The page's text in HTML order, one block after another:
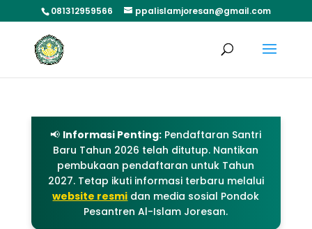
081312959566 ppalislamjoresan@gmail.com
📢 Informasi Penting: Pendaftaran Santri
Baru Tahun 2026 telah ditutup. Nantikan
pembukaan pendaftaran untuk Tahun
2027. Tetap ikuti informasi terbaru melalui
website resmi dan media sosial Pondok
Pesantren Al-Islam Joresan.